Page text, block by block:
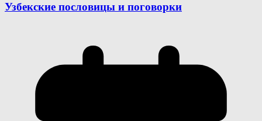
Узбекские пословицы и поговорки